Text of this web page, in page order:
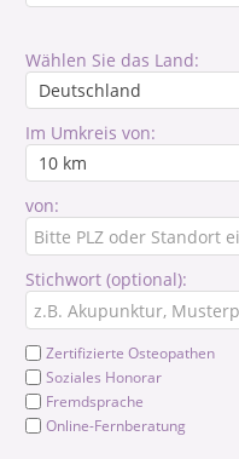
Wählen Sie das Land:
Im Umkreis von:
von:
Stichwort (optional):
Zertifizierte Osteopathen
Soziales Honorar
Fremdsprache
Online-Fernberatung